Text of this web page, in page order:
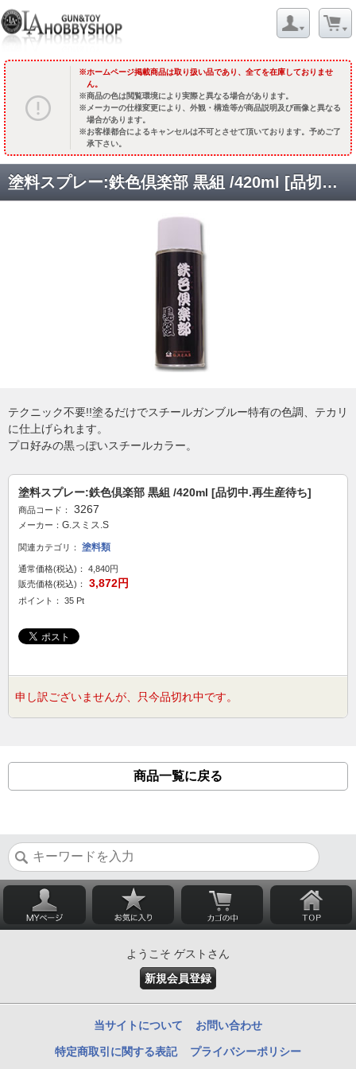
ホームページ掲載商品は取り扱い品であり、全てを在庫しておりませ
ん。
商品の色は閲覧環境により実際と異なる場合があります。
メーカーの仕様変更により、外観・構造等が商品説明及び画像と異なる
場合があります。
お客様都合によるキャンセルは不可とさせて頂いております。予めご了
承下さい。
塗料スプレー:鉄色倶楽部 黒組 /420ml [品切中.再生産待ち]
テクニック不要!!塗るだけでスチールガンブルー特有の色調、テカリ
に仕上げられます。
プロ好みの黒っぽいスチールカラー。
塗料スプレー:鉄色倶楽部 黒組 /420ml [品切中.再生産待ち]
商品コード： 3267
メーカー： G.スミス.S
関連カテゴリ： 塗料類
通常価格(税込)：
4,840円
販売価格(税込)：
3,872円
ポイント： 35 Pt
申し訳ございませんが、只今品切れ中です。
商品一覧に戻る
ようこそ ゲストさん
新規会員登録
当サイトについて お問い合わせ
特定商取引に関する表記 プライバシーポリシー